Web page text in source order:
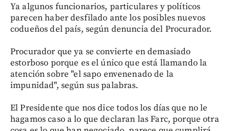
Ya algunos funcionarios, particulares y políticos
parecen haber desfilado ante los posibles nuevos
codueños del país, según denuncia del Procurador.
Procurador que ya se convierte en demasiado
estorboso porque es el único que está llamando la
atención sobre "el sapo envenenado de la
impunidad", según sus palabras.
El Presidente que nos dice todos los días que no le
hagamos caso a lo que declaran las Farc, porque otra